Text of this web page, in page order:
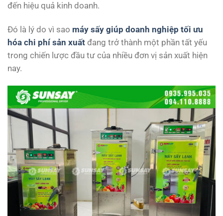
đến hiệu quả kinh doanh.
Đó là lý do vì sao máy sấy giúp doanh nghiệp tối ưu
hóa chi phí sản xuất đang trở thành một phần tất yếu
trong chiến lược đầu tư của nhiều đơn vị sản xuất hiện
nay.